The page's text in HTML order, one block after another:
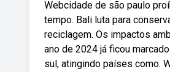
Webcidade de são paulo
tempo. Bali luta para
reciclagem. Os impactos
ano de 2024 já ficou
sul, atingindo países como.